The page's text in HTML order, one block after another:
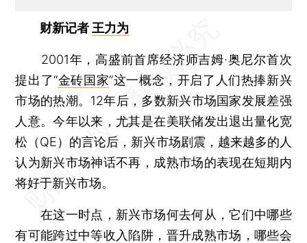
财新记者 王力为
2001年，高盛前首席经济师吉姆·奥尼尔首次
提出了“金砖国家”这一概念，开启了人们热捧新兴
市场的热潮。12年后，多数新兴市场国家发展差强
人意。今年以来，尤其是在美联储发出退出量化宽
松（QE）的言论后，新兴市场剧震，越来越多的人
认为新兴市场神话不再，成熟市场的表现在短期内
将好于新兴市场。
在这一时点，新兴市场何去何从，它们中哪些
有可能跨过中等收入陷阱，晋升成熟市场，哪些会